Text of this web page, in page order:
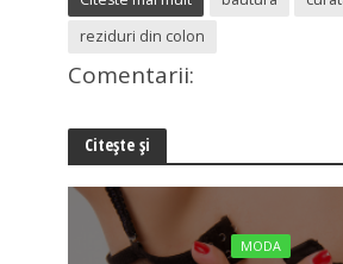
reziduri din colon
Comentarii:
Citește și
MODA